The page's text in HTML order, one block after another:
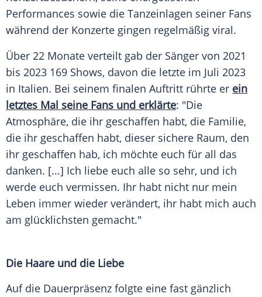
Performances sowie die Tanzeinlagen seiner Fans
während der Konzerte gingen regelmäßig viral.
Über 22 Monate verteilt gab der Sänger von 2021
bis 2023 169 Shows, davon die letzte im Juli 2023
in Italien. Bei seinem finalen Auftritt rührte er ein
letztes Mal seine Fans und erklärte: "Die
Atmosphäre, die ihr geschaffen habt, die Familie,
die ihr geschaffen habt, dieser sichere Raum, den
ihr geschaffen hab, ich möchte euch für all das
danken. [...] Ich liebe euch alle so sehr, und ich
werde euch vermissen. Ihr habt nicht nur mein
Leben immer wieder verändert, ihr habt mich auch
am glücklichsten gemacht."
Die Haare und die Liebe
Auf die Dauerpräsenz folgte eine fast gänzlich